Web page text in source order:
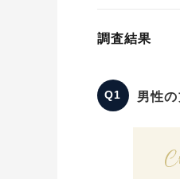
調査結果
男性